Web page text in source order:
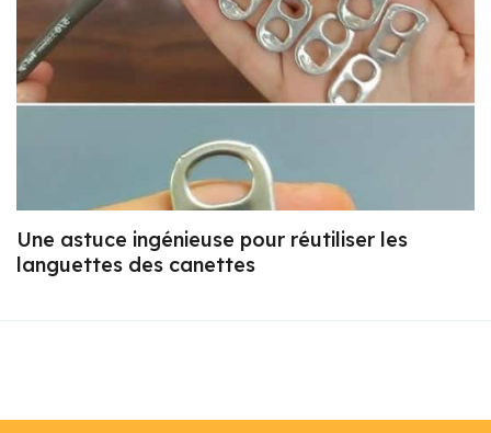
Une astuce ingénieuse pour réutiliser les
languettes des canettes